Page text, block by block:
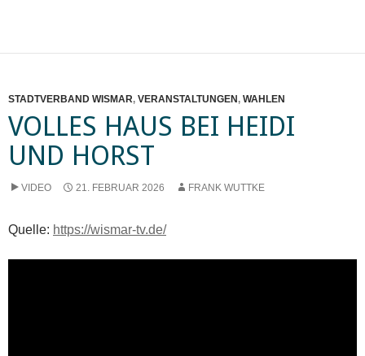
STADTVERBAND WISMAR, VERANSTALTUNGEN, WAHLEN
VOLLES HAUS BEI HEIDI
UND HORST
VIDEO 21. FEBRUAR 2026 FRANK WUTTKE
Quelle: https://wismar-tv.de/